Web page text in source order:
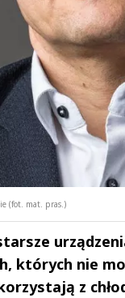
(fot. mat. pras.)
których nie
z